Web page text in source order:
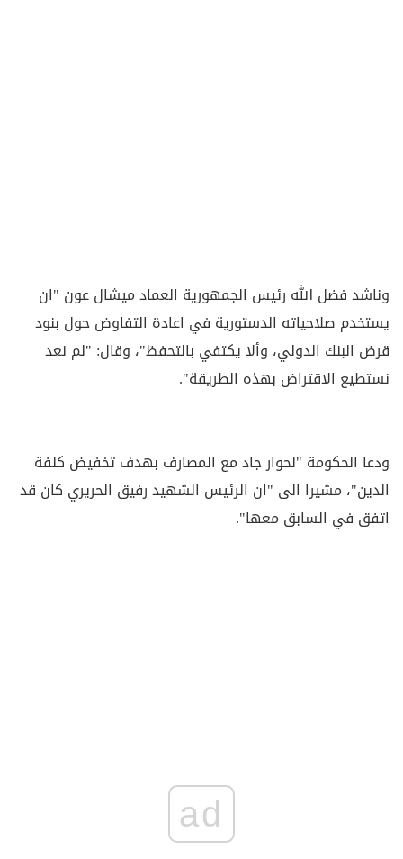
وناشد فضل الله رئيس الجمهورية العماد ميشال عون "ان
يستخدم صلاحياته الدستورية في اعادة التفاوض حول بنود
قرض البنك الدولي، وألا يكتفي بالتحفظ"، وقال: "لم نعد
نستطيع الاقتراض بهذه الطريقة".
ودعا الحكومة "لحوار جاد مع المصارف بهدف تخفيض كلفة
الدين"، مشيرا الى "ان الرئيس الشهيد رفيق الحريري كان قد
اتفق في السابق معها".
ad